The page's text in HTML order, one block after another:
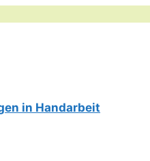
in Handarbeit